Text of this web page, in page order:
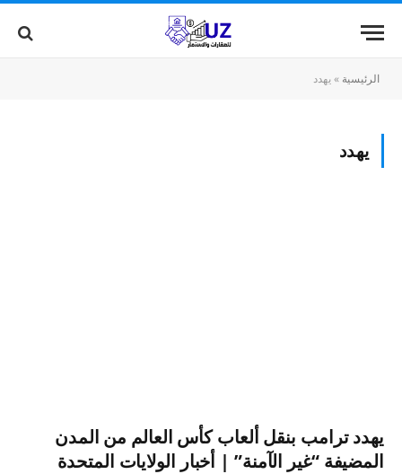
الرئيسية »يهدد
يهدد
يهدد ترامب بنقل ألعاب كأس العالم من المدن
المضيفة “غير الآمنة” | أخبار الولايات المتحدة